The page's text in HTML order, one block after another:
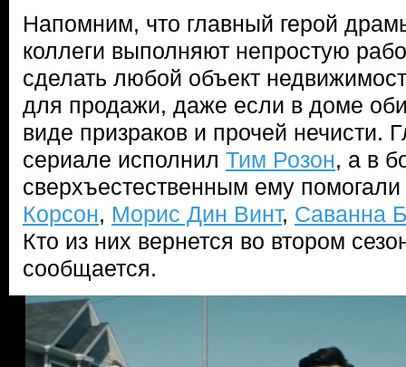
Напомним, что главный герой
коллеги выполняют непростую
сделать любой объект
для продажи, даже если в доме
виде призраков и прочей нечисти.
сериале исполнил Тим Розон, а в
сверхъестественным ему помогали
Корсон, Морис Дин Винт, Саванна
Кто из них вернется во втором
сообщается.